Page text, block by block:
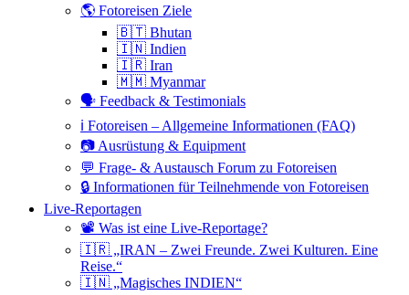
🌎 Fotoreisen Ziele
🇧🇹 Bhutan
🇮🇳 Indien
🇮🇷 Iran
🇲🇲 Myanmar
🗣 Feedback & Testimonials
ℹ️ Fotoreisen – Allgemeine Informationen (FAQ)
📷 Ausrüstung & Equipment
💬 Frage- & Austausch Forum zu Fotoreisen
🔒 Informationen für Teilnehmende von Fotoreisen
Live-Reportagen
📽 Was ist eine Live-Reportage?
🇮🇷 „IRAN – Zwei Freunde. Zwei Kulturen. Eine
Reise.“
🇮🇳 „Magisches INDIEN“